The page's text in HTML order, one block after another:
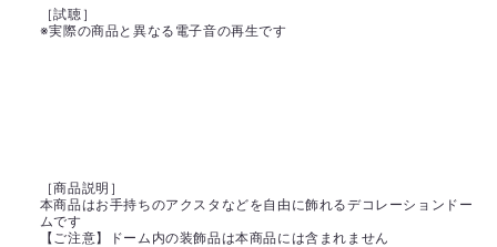
格
［試聴］
※実際の商品と異なる電子音の再生です
［商品説明］
本商品はお手持ちのアクスタなどを自由に飾れるデコレーションドー
ムです
【ご注意】ドーム内の装飾品は本商品には含まれません